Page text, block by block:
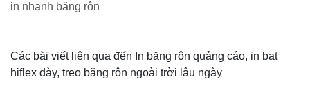
in nhanh băng rôn
Các bài viết liên qua đến In băng rôn quảng cáo, in bạt
hiflex dày, treo băng rôn ngoài trời lâu ngày